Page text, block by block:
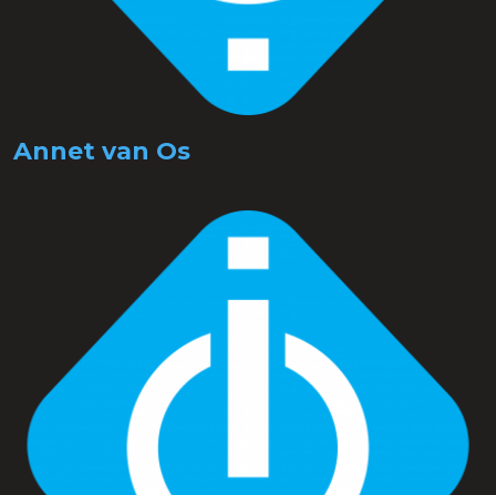
Annet van Os